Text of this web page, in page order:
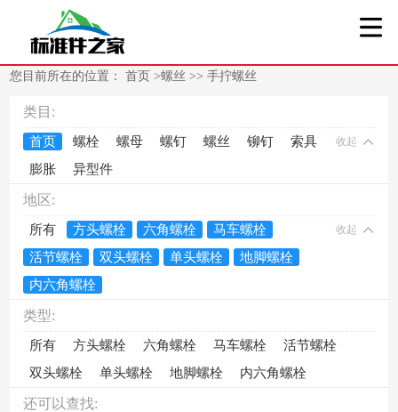
您目前所在的位置：首页>螺丝 >>手拧螺丝
类目:
首页 螺栓 螺母 螺钉 螺丝 铆钉
索具
膨胀
异型件
收起
地区:
所有 方头螺栓 六角螺栓
马车螺栓
活节螺栓
双头螺栓 单头螺栓
地脚螺栓
内六角螺栓
收起
类型:
所有 方头螺栓 六角螺栓 马车螺栓
活节螺栓
双头螺栓
单头螺栓 地脚螺栓 内六角螺栓
还可以查找: